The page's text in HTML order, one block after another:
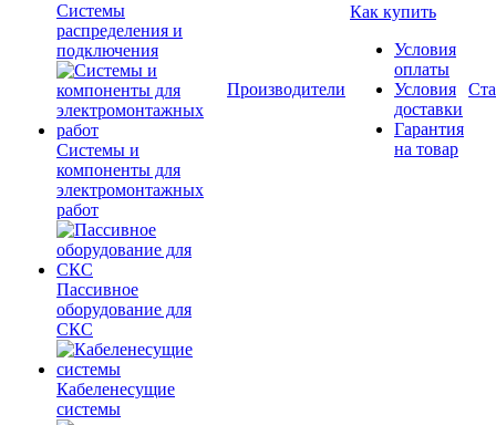
Системы
распределения и
подключения
Системы и
компоненты для
электромонтажных
работ
Пассивное
оборудование для
СКС
Кабеленесущие
системы
Производители
Как купить
Условия
оплаты
Условия
доставки
Гарантия
на товар